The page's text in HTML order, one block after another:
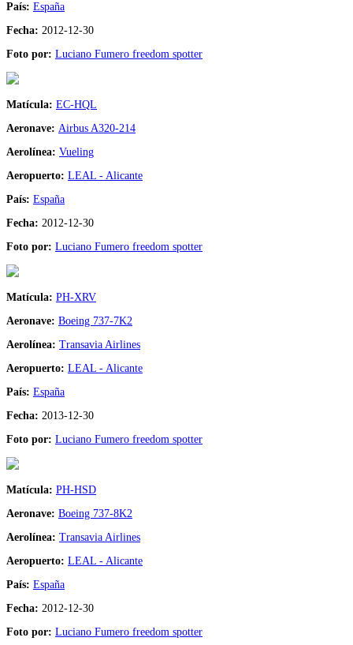
País: España
Fecha: 2012-12-30
Foto por: Luciano Fumero freedom spotter
Matícula: EC-HQL
Aeronave: Airbus A320-214
Aerolínea: Vueling
Aeropuerto: LEAL - Alicante
País: España
Fecha: 2012-12-30
Foto por: Luciano Fumero freedom spotter
Matícula: PH-XRV
Aeronave: Boeing 737-7K2
Aerolínea: Transavia Airlines
Aeropuerto: LEAL - Alicante
País: España
Fecha: 2013-12-30
Foto por: Luciano Fumero freedom spotter
Matícula: PH-HSD
Aeronave: Boeing 737-8K2
Aerolínea: Transavia Airlines
Aeropuerto: LEAL - Alicante
País: España
Fecha: 2012-12-30
Foto por: Luciano Fumero freedom spotter